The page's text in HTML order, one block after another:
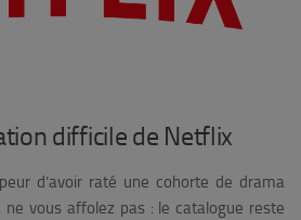
difficile de Netflix
d’avoir raté une cohorte de drama
ne vous affolez pas : le catalogue reste